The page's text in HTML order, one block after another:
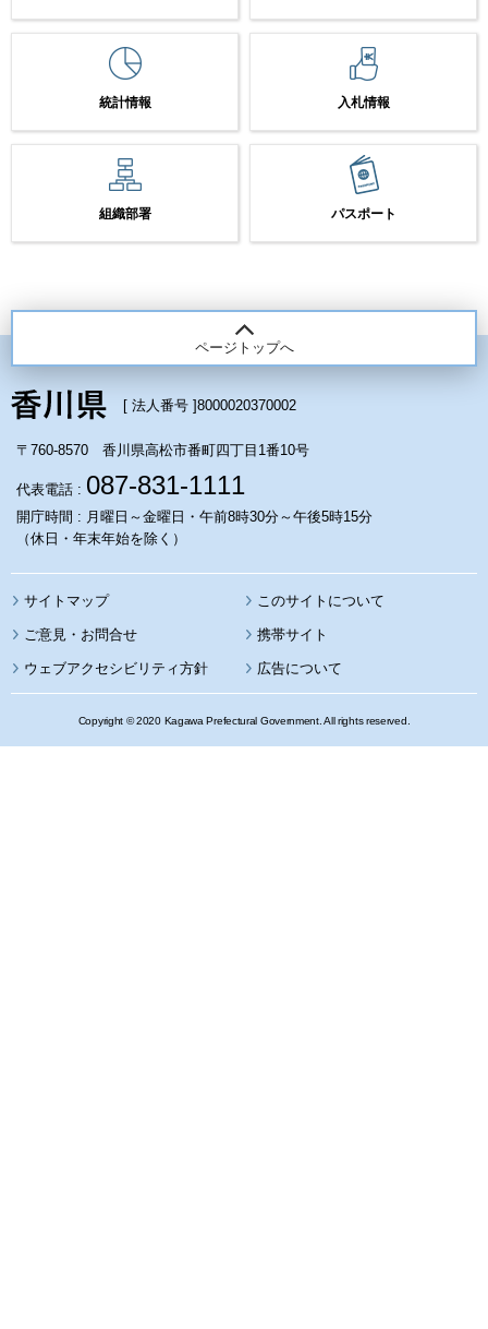
統計情報 入札情報
組織部署 パスポート
ページトップへ
[ 法人番号 ]8000020370002
〒760-8570 香川県高松市番町四丁目1番10号
代表電話 : 087-831-1111
開庁時間 : 月曜日～金曜日・午前8時30分～午後5時15分
（休日・年末年始を除く）
サイトマップ このサイトについて
携帯サイト
ウェブアクセシビリティ方針 広告について
Copyright © 2020 Kagawa Prefectural Government. All rights reserved.